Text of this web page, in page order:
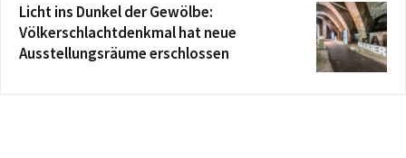
Licht ins Dunkel der Gewölbe:
Völkerschlachtdenkmal hat neue
Ausstellungsräume erschlossen